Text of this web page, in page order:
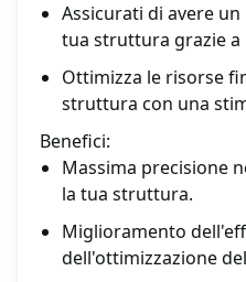
Assicurati di avere
tua struttura grazie a
Ottimizza le risorse
struttura con una
Benefici:
Massima precisione
la tua struttura.
Miglioramento
dell'ottimizzazione